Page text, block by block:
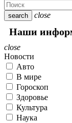
search close
Наши
close
Новости
Авто
В мире
Гороскоп
Здоровье
Культура
Наука